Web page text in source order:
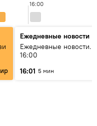
16:00
Ежедневные новости
Ежедневные новости.
16:00
16:01 5 мин